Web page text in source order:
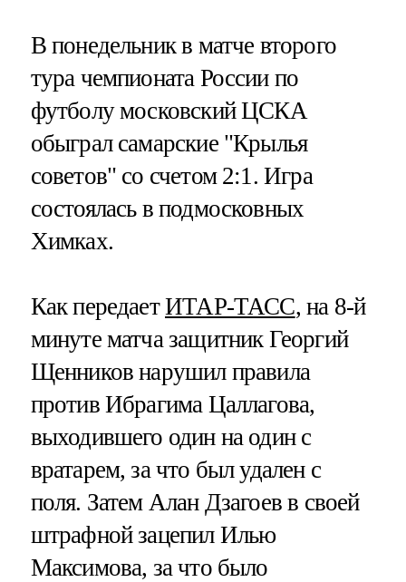
В понедельник в матче второго
тура чемпионата России по
футболу московский ЦСКА
обыграл самарские "Крылья
советов" со счетом 2:1. Игра
состоялась в подмосковных
Химках.
Как передаетИТАР-ТАСС, на 8-й
минуте матча защитник Георгий
Щенников нарушил правила
против Ибрагима Цаллагова,
выходившего один на один с
вратарем, за что был удален с
поля. Затем Алан Дзагоев в своей
штрафной зацепил Илью
Максимова, за что было